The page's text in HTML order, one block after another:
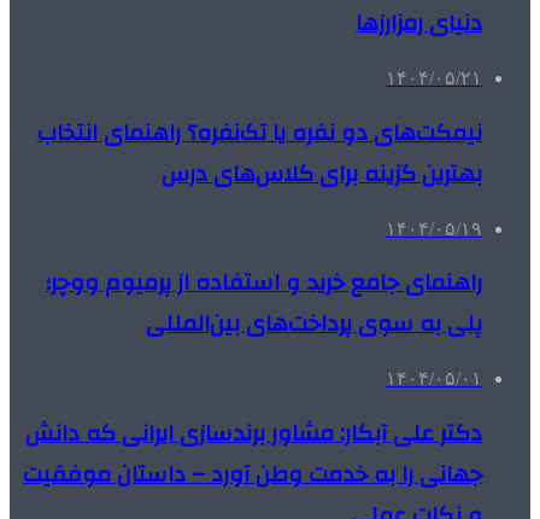
دنیای رمزارزها
۱۴۰۴/۰۵/۲۱
نیمکت‌های دو نفره یا تک‌نفره؟ راهنمای انتخاب
بهترین گزینه برای کلاس‌های درس
۱۴۰۴/۰۵/۱۹
راهنمای جامع خرید و استفاده از پرمیوم ووچر؛
پلی به سوی پرداخت‌های بین‌المللی
۱۴۰۴/۰۵/۰۱
دکتر علی آبکار: مشاور برندسازی ایرانی که دانش
جهانی را به خدمت وطن آورد – داستان موفقیت